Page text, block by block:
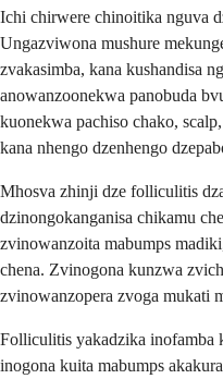
Ichi chirwere chinoitika nguva
Ungazviwona mushure
zvakasimba, kana kushandisa
anowanzoonekwa panobuda
kuonekwa pachiso chako,
kana nhengo dzenhengo
Mhosva zhinji dze folliculitis
dzinongokanganisa chikamu
zvinowanzoita mabumps
chena. Zvinogona kunzwa
zvinowanzopera zvoga mukati
Folliculitis yakadzika inofamba
inogona kuita mabumps